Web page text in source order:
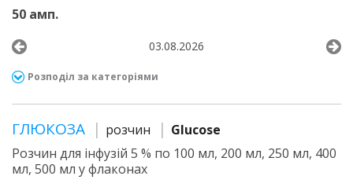
50 амп.
03.08.2026
Розподіл за категоріями
ГЛЮКОЗА розчин
Glucose
Розчин для інфузій 5 % по 100 мл, 200 мл, 250 мл, 400
мл, 500 мл у флаконах